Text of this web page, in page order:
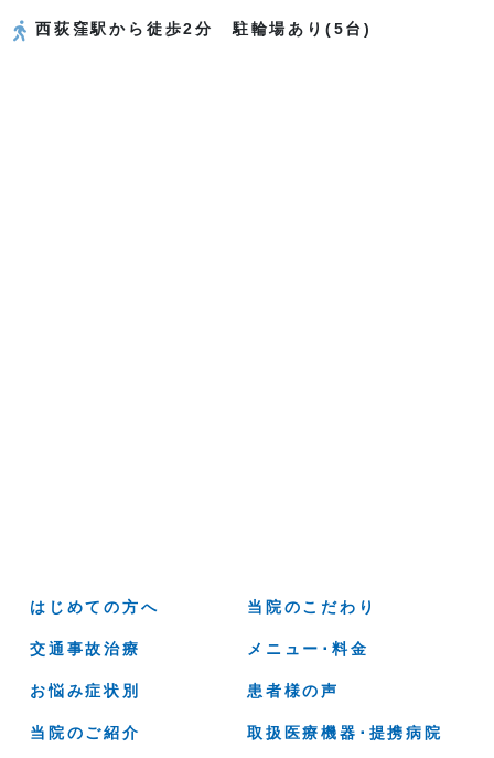
西荻窪駅から徒歩2分 駐輪場あり(5台)
はじめての方へ 当院のこだわり
交通事故治療 メニュー･料金
お悩み症状別 患者様の声
当院のご紹介 取扱医療機器･提携病院